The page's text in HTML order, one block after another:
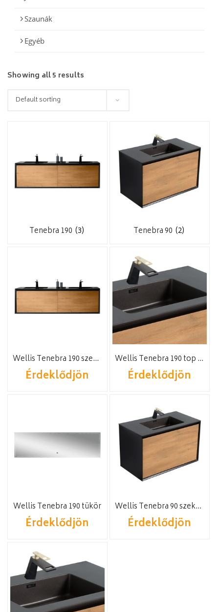
Szaunák
Egyéb
Showing all 5 results
Tenebra 190 (3) Tenebra 90 (2)
Wellis Tenebra 190 szekrény
Érdeklődjön
Wellis Tenebra 190 top mosdóval
Érdeklődjön
Wellis Tenebra 190 tükör
Érdeklődjön
Wellis Tenebra 90 szekrény
Érdeklődjön